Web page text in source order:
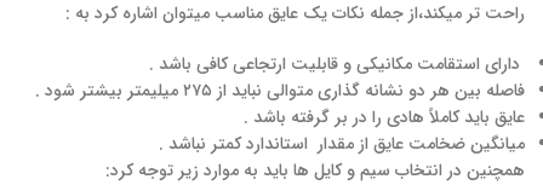
راحت تر میکند،از جمله نکات یک عایق مناسب میتوان اشاره کرد به :
دارای استقامت مکانیکی و قابلیت ارتجاعی کافی باشد .
فاصله بین هر دو نشانه گذاری متوالی نباید از ۲۷۵ میلیمتر بیشتر شود .
عایق باید کاملاً هادی را در بر گرفته باشد .
میانگین ضخامت عایق از مقدار استاندارد کمتر نباشد .
همچنین در انتخاب سیم و کایل ها باید به موارد زیر توجه کرد: